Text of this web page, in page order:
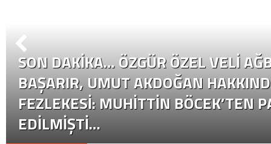
SON DAKİKA… ÖZGÜR ÖZEL VELI
BAŞARIR, UMUT AKDOĞAN
FEZLEKESI: MUHITTIN BÖCEK’TEN
EDILMIŞTI…